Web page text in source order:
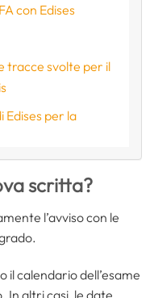
con Edises
tracce svolte per il
Edises per la
scritta?
l’avviso con le
il calendario dell’esame
In altri casi, le date